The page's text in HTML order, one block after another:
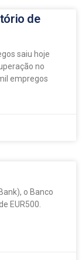
de
saiu hoje
no
empregos
o Banco
EUR500.